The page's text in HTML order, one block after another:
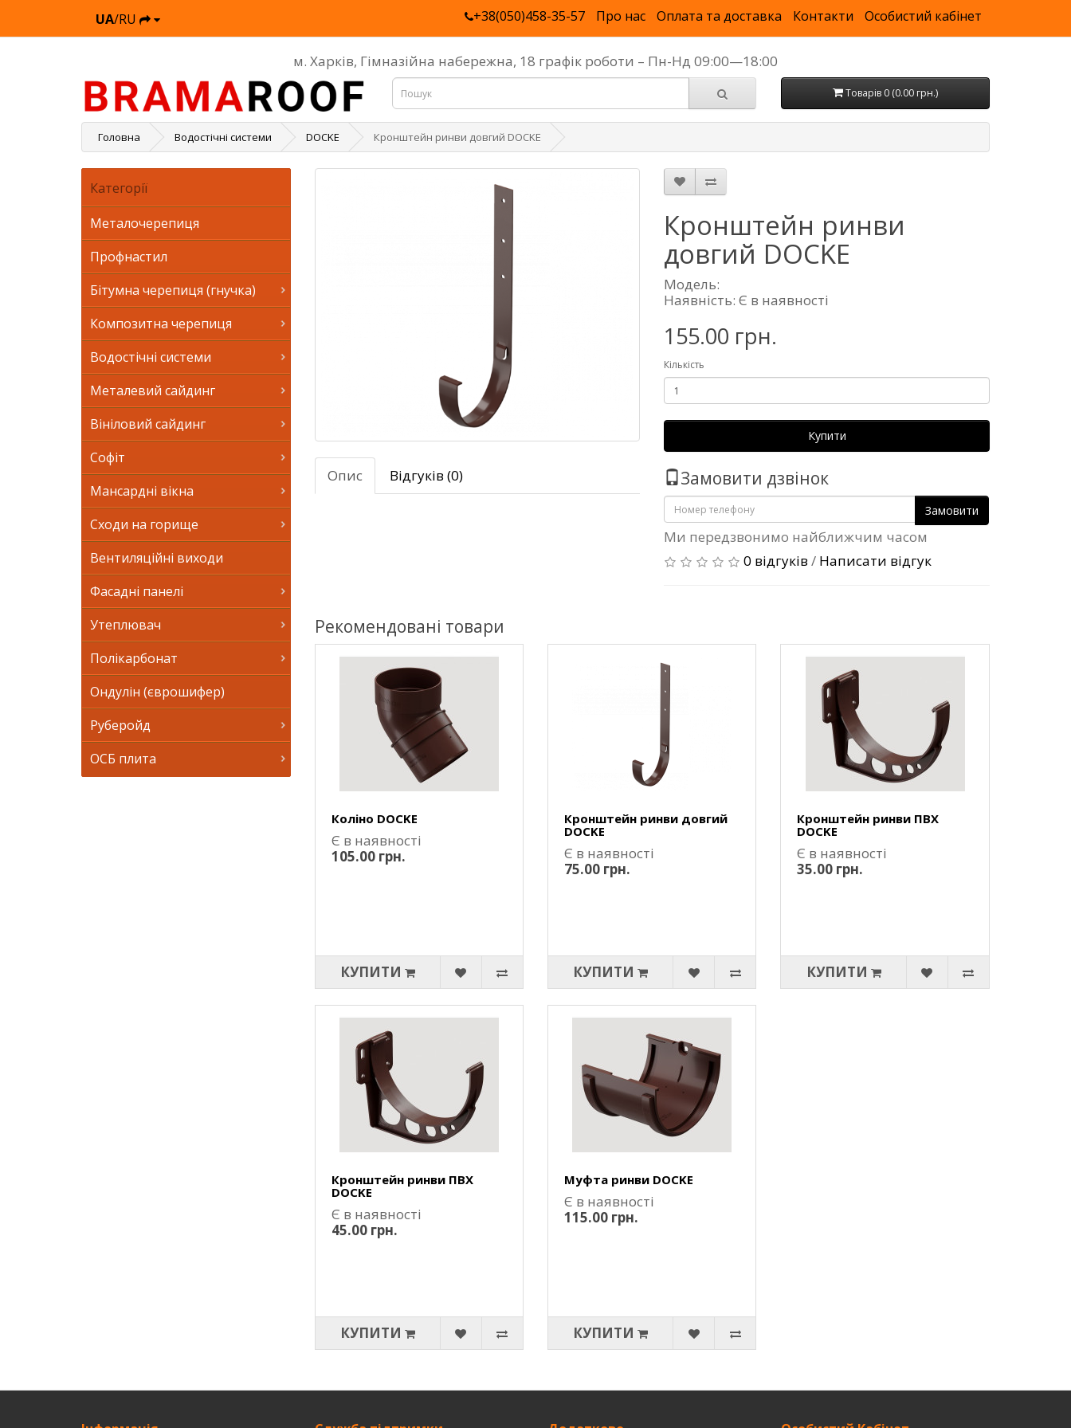
UA/RU +38(050)458-35-57 Про нас Оплата та доставка Контакти Особистий кабінет
м. Харків, Гімназійна набережна, 18 графік роботи – Пн-Нд 09:00—18:00
Товарів 0 (0.00 грн.)
Головна Водостічні системи DOCKE Кронштейн ринви довгий DOCKE
Категорії
Металочерепиця
Профнастил
Бітумна черепиця (гнучка)
Композитна черепиця
Водостічні системи
Металевий сайдинг
Вініловий сайдинг
Софіт
Мансардні вікна
Сходи на горище
Вентиляційні виходи
Фасадні панелі
Утеплювач
Полікарбонат
Ондулін (єврошифер)
Руберойд
ОСБ плита
Опис Відгуків (0)
Кронштейн ринви
довгий DOCKE
Модель:
Наявність: Є в наявності
155.00 грн.
Кількість
Купити
Замовити дзвінок
Замовити
Ми передзвонимо найближчим часом
0 відгуків / Написати відгук
Рекомендовані товари
Коліно DOCKE
Є в наявності
105.00 грн.
КУПИТИ
Кронштейн ринви довгий
DOCKE
Є в наявності
75.00 грн.
КУПИТИ
Кронштейн ринви ПВХ
DOCKE
Є в наявності
35.00 грн.
КУПИТИ
Кронштейн ринви ПВХ
DOCKE
Є в наявності
45.00 грн.
КУПИТИ
Муфта ринви DOCKE
Є в наявності
115.00 грн.
КУПИТИ